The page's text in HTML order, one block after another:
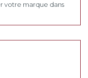
votre marque dans